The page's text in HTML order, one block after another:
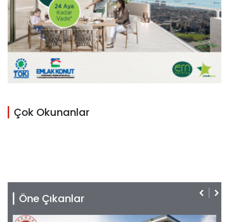
Çok Okunanlar
Öne Çıkanlar